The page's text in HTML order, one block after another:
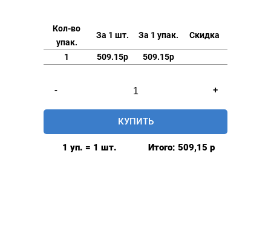
Кол-во
упак.
За 1 шт. За 1 упак. Скидка
1 509.15р 509.15р
-
товара
Люверсы
шторные
+
КУПИТЬ
1 уп. = 1 шт. Итого: 509,15 р